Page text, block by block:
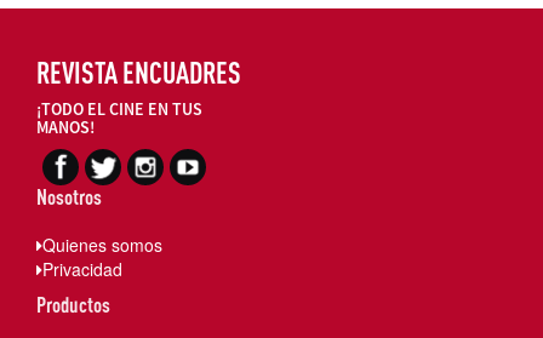
REVISTA ENCUADRES
¡TODO EL CINE EN TUS
MANOS!
Nosotros
Quienes somos
Privacidad
Productos